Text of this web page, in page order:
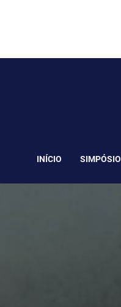
INÍCIO SIMPÓSIO